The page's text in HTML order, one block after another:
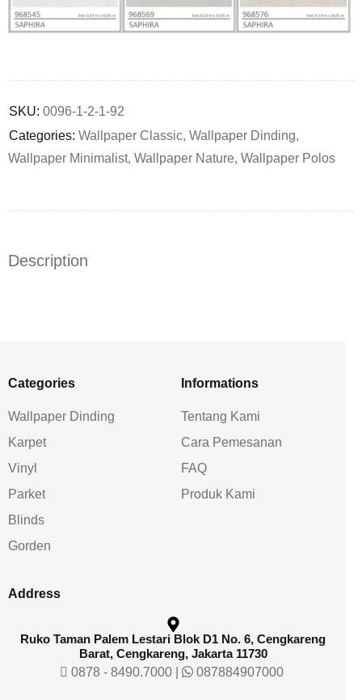
SKU: 0096-1-2-1-92
Categories: Wallpaper Classic, Wallpaper Dinding,
Wallpaper Minimalist, Wallpaper Nature, Wallpaper Polos
Description
Categories
Wallpaper Dinding
Karpet
Vinyl
Parket
Blinds
Gorden
Informations
Tentang Kami
Cara Pemesanan
FAQ
Produk Kami
Address
Ruko Taman Palem Lestari Blok D1 No. 6, Cengkareng
Barat, Cengkareng, Jakarta 11730
0878 - 8490.7000| 087884907000